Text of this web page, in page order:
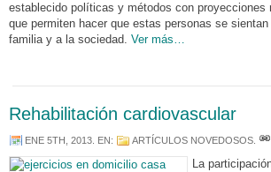
establecido políticas y métodos con proyecciones
que permiten hacer que estas personas se
familia y a la sociedad. Ver más…
Rehabilitación cardiovascular
ENE 5TH, 2013 . EN: ARTÍCULOS NOVEDOSOS
La